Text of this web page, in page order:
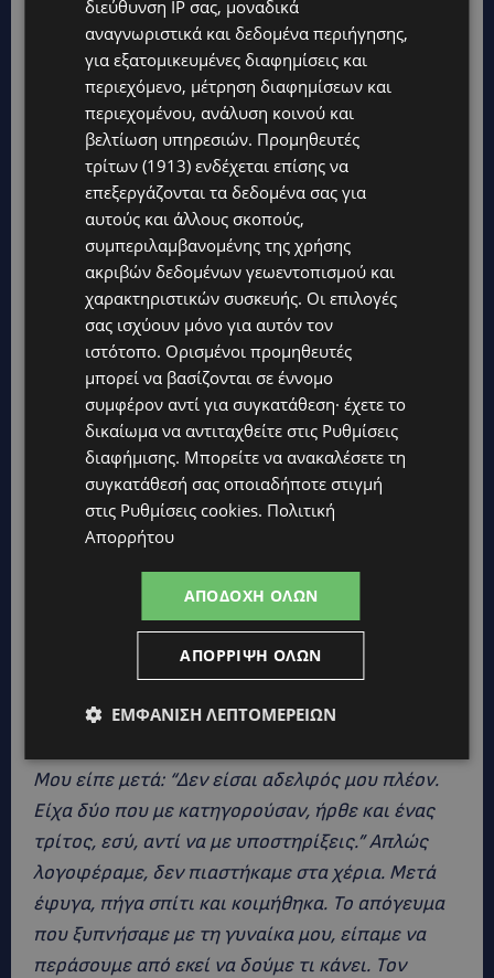
αδελφός του αδικοχαμένου καπετάνιου
περιέγραψε με κάθε λεπτομέρεια όλα όσα
εκτυλίχθηκαν πριν και μετά που τον εντόπισε
νεκρό στην αποθήκη.
«Μου είχε πει να πάμε για κατάδυση. Γύρω στις
06:30 το πρωί μου έστειλε μήνυμα ότι θα
πήγαινε στην πρώην του και αποφάσισα να πάω
κι εγώ για να προλάβω μη γίνει κάτι. Όταν
έφτασα συζητούσαν με την κοπέλα και τον
να τον πείσω να φύγουμε. Θα βρισκόμασταν το
ίδιο απόγευμα να συζητήσουμε όλοι μαζί»,
χαρακτηριστικά.
«Ο αδελφός μου πάρκαρε στην αποθήκη και
Μου είπε μετά: “Δεν είσαι αδελφός μου πλέον.
Είχα δύο που με κατηγορούσαν, ήρθε και ένας
τρίτος, εσύ, αντί να με υποστηρίξεις.” Απλώς
λογοφέραμε, δεν πιαστήκαμε στα χέρια. Μετά
έφυγα, πήγα σπίτι και κοιμήθηκα. Το απόγευμα
που ξυπνήσαμε με τη γυναίκα μου, είπαμε να
περάσουμε από εκεί να δούμε τι κάνει. Τον
διεύθυνση IP σας, μοναδικά
αναγνωριστικά και δεδομένα περιήγησης,
για εξατομικευμένες διαφημίσεις και
περιεχόμενο, μέτρηση διαφημίσεων και
περιεχομένου, ανάλυση κοινού και
βελτίωση υπηρεσιών. Προμηθευτές
τρίτων (1913) ενδέχεται επίσης να
επεξεργάζονται τα δεδομένα σας για
αυτούς και άλλους σκοπούς,
συμπεριλαμβανομένης της χρήσης
ακριβών δεδομένων γεωεντοπισμού και
χαρακτηριστικών συσκευής. Οι επιλογές
σας ισχύουν μόνο για αυτόν τον
ιστότοπο. Ορισμένοι προμηθευτές
μπορεί να βασίζονται σε έννομο
συμφέρον αντί για συγκατάθεση· έχετε το
δικαίωμα να αντιταχθείτε στις Ρυθμίσεις
διαφήμισης. Μπορείτε να ανακαλέσετε τη
συγκατάθεσή σας οποιαδήποτε στιγμή
στις Ρυθμίσεις cookies. Πολιτική
Απορρήτου
ΑΠΟΔΟΧΉ ΌΛΩΝ
ΑΠΌΡΡΙΨΗ ΌΛΩΝ
ΕΜΦΆΝΙΣΗ ΛΕΠΤΟΜΕΡΕΙΏΝ